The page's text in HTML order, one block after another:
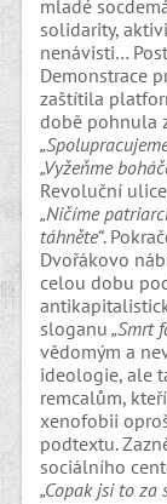
mladé
solidarity,
nenávisti…
Demonstrace
zaštítila
době pohnula
„Vyžeňme
Revoluční
„Ničíme
táhněte“.
Dvořákovo
celou dobu
sloganu „Smrt
vědomým a
ideologie, ale
remcalům,
xenofobii
podtextu.
sociálního
„Copak jsi to za